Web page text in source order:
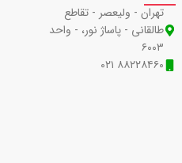
تهران - ولیعصر - تقاطع
طالقانی - پاساژ نور، - واحد
۶۰۰۳
۸۸۲۲۸۴۶۰ ۰۲۱